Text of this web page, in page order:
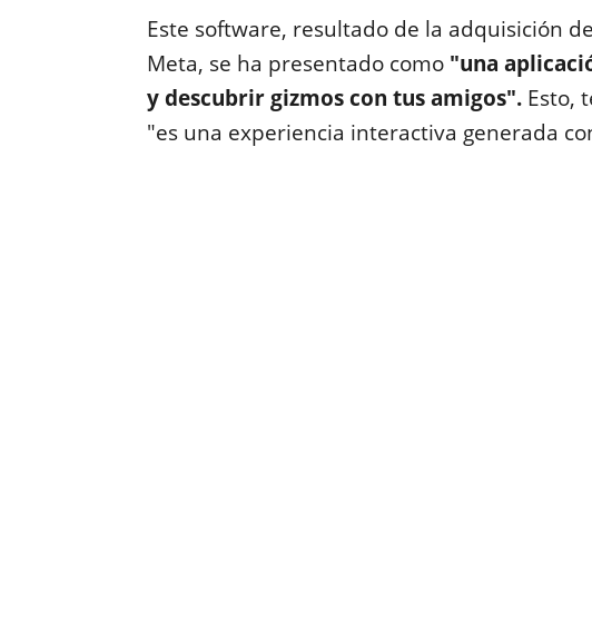
Este software, resultado de la adquisición
Meta, se ha presentado como "una
y descubrir gizmos con tus amigos".Esto,
"es una experiencia interactiva generada